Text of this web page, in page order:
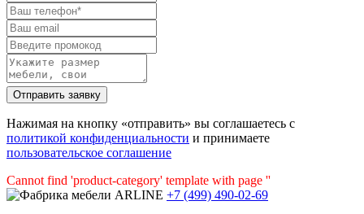
Нажимая на кнопку «отправить» вы соглашаетесь с
политикой конфиденциальности и принимаете
пользовательское соглашение
Cannot find 'product-category' template with page ''
+7 (499) 490-02-69